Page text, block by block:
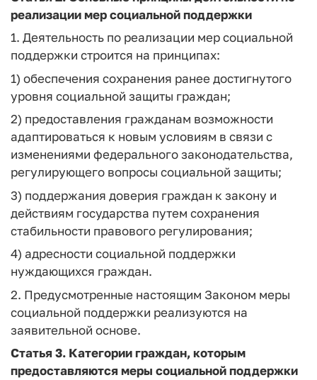
реализации мер социальной поддержки
1. Деятельность по реализации мер социальной
поддержки строится на принципах:
1) обеспечения сохранения ранее достигнутого
уровня социальной защиты граждан;
2) предоставления гражданам возможности
адаптироваться к новым условиям в связи с
изменениями федерального законодательства,
регулирующего вопросы социальной защиты;
3) поддержания доверия граждан к закону и
действиям государства путем сохранения
стабильности правового регулирования;
4) адресности социальной поддержки
нуждающихся граждан.
2. Предусмотренные настоящим Законом меры
социальной поддержки реализуются на
заявительной основе.
Статья 3. Категории граждан, которым
предоставляются меры социальной поддержки